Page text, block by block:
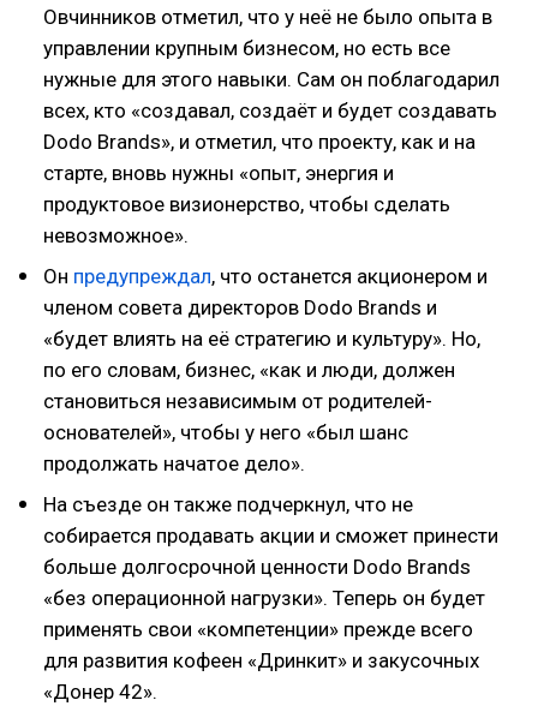
Овчинников отметил, что у неё не было опыта в
управлении крупным бизнесом, но есть все
нужные для этого навыки. Сам он поблагодарил
всех, кто «создавал, создаёт и будет создавать
Dodo Brands», и отметил, что проекту, как и на
старте, вновь нужны «опыт, энергия и
продуктовое визионерство, чтобы сделать
невозможное».
Он предупреждал, что останется акционером и
членом совета директоров Dodo Brands и
«будет влиять на её стратегию и культуру». Но,
по его словам, бизнес, «как и люди, должен
становиться независимым от родителей-
основателей», чтобы у него «был шанс
продолжать начатое дело».
На съезде он также подчеркнул, что не
собирается продавать акции и сможет принести
больше долгосрочной ценности Dodo Brands
«без операционной нагрузки». Теперь он будет
применять свои «компетенции» прежде всего
для развития кофеен «Дринкит» и закусочных
«Донер 42».